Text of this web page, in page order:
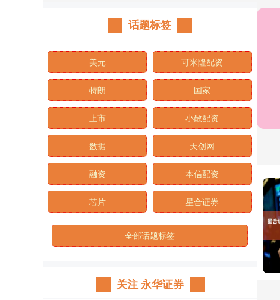
话题标签
美元 可米隆配资
特朗 国家
上市 小散配资
数据 天创网
融资 本信配资
芯片 星合证券
全部话题标签
关注 永华证券